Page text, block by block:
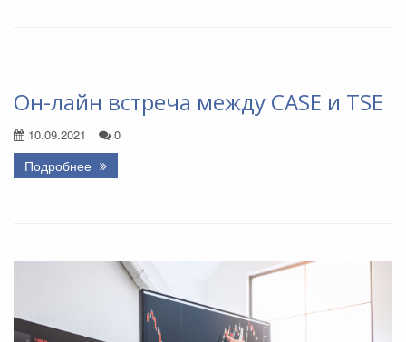
Он-лайн встреча между CASE и TSE
10.09.2021 0
Подробнее